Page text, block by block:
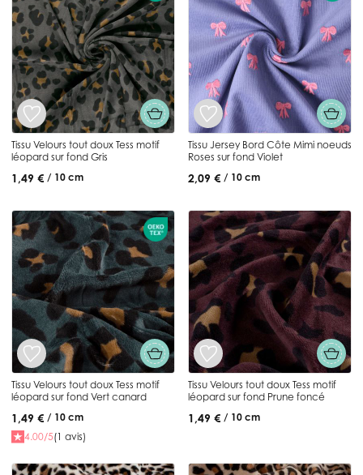
Tissu Velours tout doux Tess motif
léopard sur fond Gris
1,49 € / 10 cm
Tissu Jersey Bord Côte Mimi noeuds
Roses sur fond Violet
2,09 € / 10 cm
Tissu Velours tout doux Tess motif
léopard sur fond Vert canard
1,49 € / 10 cm
4.00/5(1 avis)
Tissu Velours tout doux Tess motif
léopard sur fond Prune foncé
1,49 € / 10 cm